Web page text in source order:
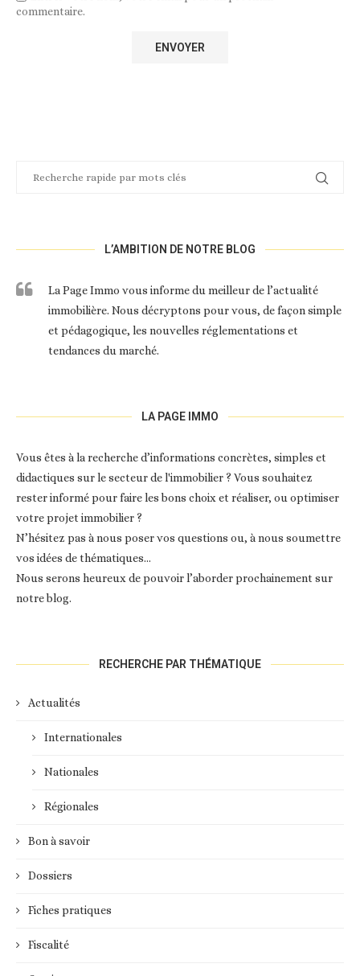
commentaire.
L’AMBITION DE NOTRE BLOG
La Page Immo vous informe du meilleur de l’actualité
immobilière. Nous décryptons pour vous, de façon simple
et pédagogique, les nouvelles réglementations et
tendances du marché.
LA PAGE IMMO
Vous êtes à la recherche d’informations concrètes, simples et
didactiques sur le secteur de l'immobilier ? Vous souhaitez
rester informé pour faire les bons choix et réaliser, ou optimiser
votre projet immobilier ?
N’hésitez pas à nous poser vos questions ou, à nous soumettre
vos idées de thématiques…
Nous serons heureux de pouvoir l’aborder prochainement sur
notre blog.
RECHERCHE PAR THÉMATIQUE
Actualités
Internationales
Nationales
Régionales
Bon à savoir
Dossiers
Fiches pratiques
Fiscalité